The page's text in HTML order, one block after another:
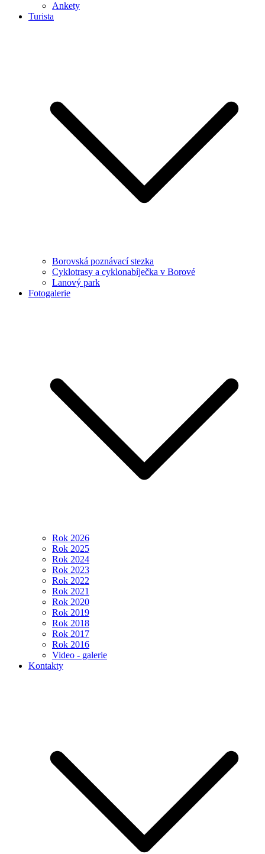
Ankety
Turista
Borovská poznávací stezka
Cyklotrasy a cyklonabíječka v Borové
Lanový park
Fotogalerie
Rok 2026
Rok 2025
Rok 2024
Rok 2023
Rok 2022
Rok 2021
Rok 2020
Rok 2019
Rok 2018
Rok 2017
Rok 2016
Video - galerie
Kontakty